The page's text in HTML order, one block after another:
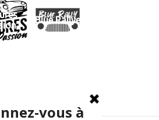
Blue Rallye